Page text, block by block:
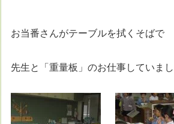
お当番さんがテーブルを拭くそばで
先生と「重量板」のお仕事していまし